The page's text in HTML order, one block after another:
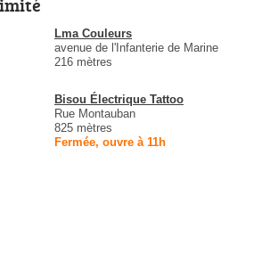
Lma Couleurs
avenue de l'Infanterie de Marine
216 mètres
Bisou Électrique Tattoo
Rue Montauban
825 mètres
Fermée, ouvre à 11h